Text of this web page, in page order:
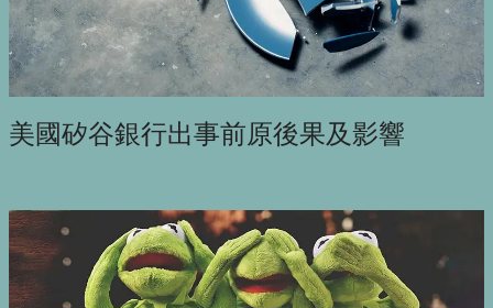
美國矽谷銀行出事前原後果及影響